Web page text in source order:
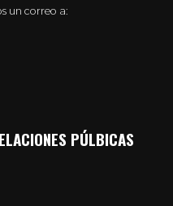
un correo a:
PÚLBICAS